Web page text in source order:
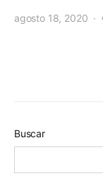
agosto 18, 2020
Buscar